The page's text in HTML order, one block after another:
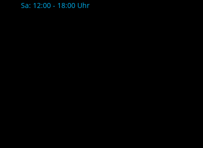
Sa: 12:00 - 18:00 Uhr